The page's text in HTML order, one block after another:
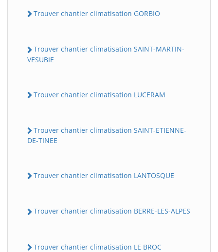
Trouver chantier climatisation GORBIO
Trouver chantier climatisation SAINT-MARTIN-
VESUBIE
Trouver chantier climatisation LUCERAM
Trouver chantier climatisation SAINT-ETIENNE-
DE-TINEE
Trouver chantier climatisation LANTOSQUE
Trouver chantier climatisation BERRE-LES-ALPES
Trouver chantier climatisation LE BROC